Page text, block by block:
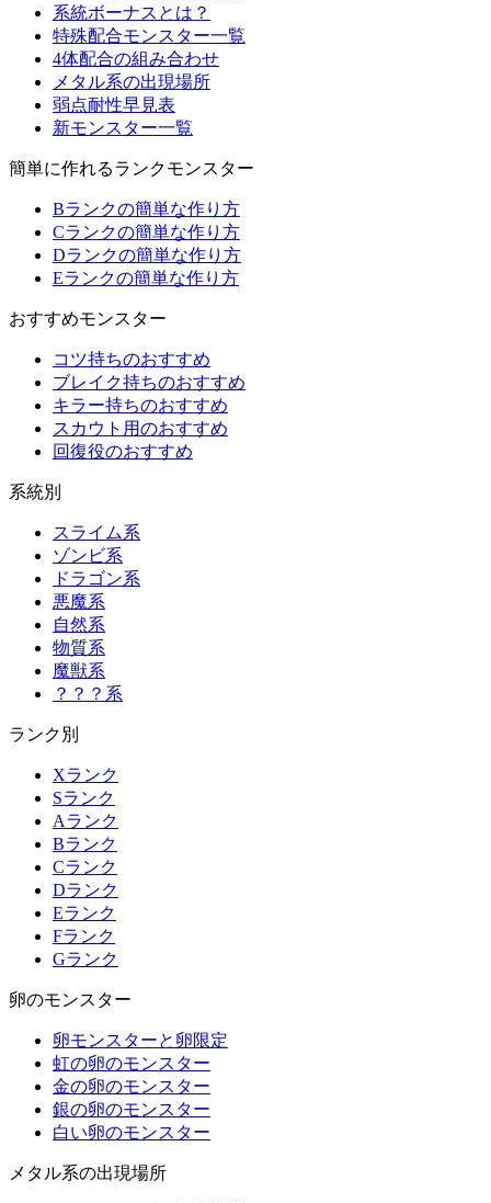
系統ボーナスとは？
特殊配合モンスター一覧
4体配合の組み合わせ
メタル系の出現場所
弱点耐性早見表
新モンスター一覧
簡単に作れるランクモンスター
Bランクの簡単な作り方
Cランクの簡単な作り方
Dランクの簡単な作り方
Eランクの簡単な作り方
おすすめモンスター
コツ持ちのおすすめ
ブレイク持ちのおすすめ
キラー持ちのおすすめ
スカウト用のおすすめ
回復役のおすすめ
系統別
スライム系
ゾンビ系
ドラゴン系
悪魔系
自然系
物質系
魔獣系
？？？系
ランク別
Xランク
Sランク
Aランク
Bランク
Cランク
Dランク
Eランク
Fランク
Gランク
卵のモンスター
卵モンスターと卵限定
虹の卵のモンスター
金の卵のモンスター
銀の卵のモンスター
白い卵のモンスター
メタル系の出現場所